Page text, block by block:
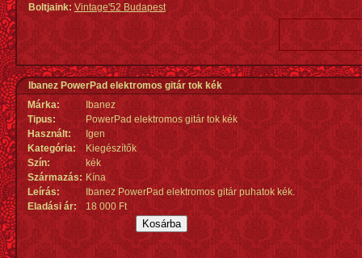
Boltjaink: Vintage'52 Budapest
Ibanez PowerPad elektromos gitár tok kék
Márka:
Ibanez
Tipus:
PowerPad elektromos gitár tok kék
Használt:
Igen
Kategória:
Kiegészítők
Szín:
kék
Származás: Kína
Leírás:
Ibanez PowerPad elektromos gitár puhatok kék.
Eladási ár:
18 000 Ft